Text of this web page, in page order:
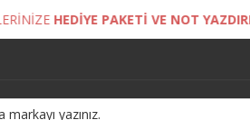
VE NOT YAZDIRMA İMKANI!